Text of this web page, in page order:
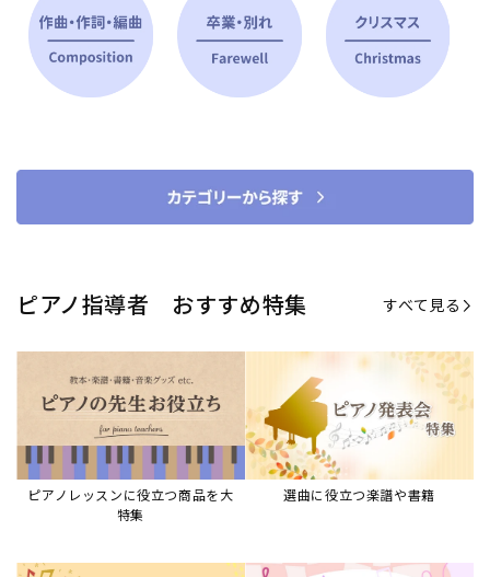
ピアノ指導者 おすすめ特集 すべて見る
ピアノレッスンに役立つ商品を大
特集
選曲に役立つ楽譜や書籍